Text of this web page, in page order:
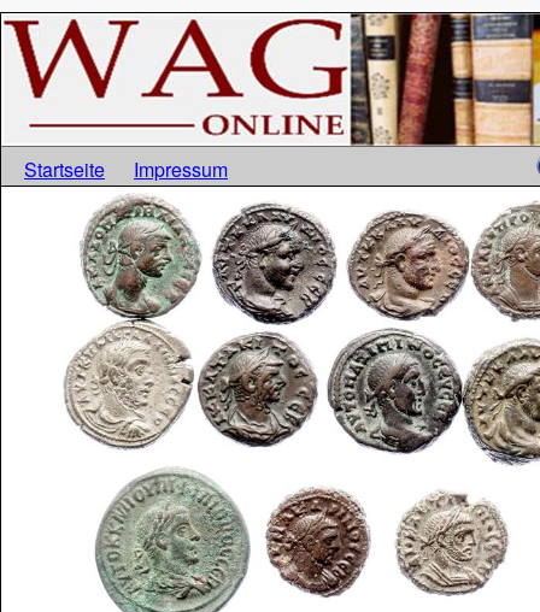
Startseite Impressum